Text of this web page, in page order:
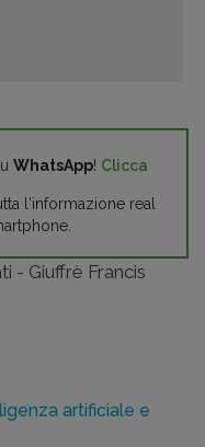
WhatsApp! Clicca
l'informazione real
- Giuffrè Francis
artificiale e